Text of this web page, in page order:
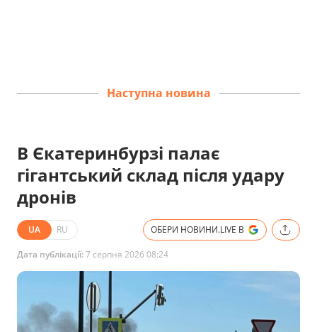
Наступна новина
В Єкатеринбурзі палає
гігантський склад після удару
дронів
UA RU ОБЕРИ НОВИНИ.LIVE В
Дата публікації:7 серпня 2026 08:24